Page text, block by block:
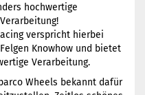
hochwertige
verspricht hierbei
Knowhow und bietet
Verarbeitung.
Wheels bekannt dafür